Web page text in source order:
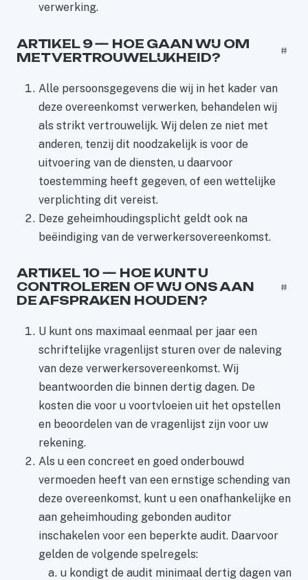
verwerking.
ARTIKEL 9 — HOE GAAN WIJ OM
MET VERTROUWELIJKHEID?
#
Alle persoonsgegevens die wij in het kader van
deze overeenkomst verwerken, behandelen wij
als strikt vertrouwelijk. Wij delen ze niet met
anderen, tenzij dit noodzakelijk is voor de
uitvoering van de diensten, u daarvoor
toestemming heeft gegeven, of een wettelijke
verplichting dit vereist.
Deze geheimhoudingsplicht geldt ook na
beëindiging van de verwerkersovereenkomst.
ARTIKEL 10 — HOE KUNT U
CONTROLEREN OF WIJ ONS AAN
DE AFSPRAKEN HOUDEN?
#
U kunt ons maximaal eenmaal per jaar een
schriftelijke vragenlijst sturen over de naleving
van deze verwerkersovereenkomst. Wij
beantwoorden die binnen dertig dagen. De
kosten die voor u voortvloeien uit het opstellen
en beoordelen van de vragenlijst zijn voor uw
rekening.
Als u een concreet en goed onderbouwd
vermoeden heeft van een ernstige schending van
deze overeenkomst, kunt u een onafhankelijke en
aan geheimhouding gebonden auditor
inschakelen voor een beperkte audit. Daarvoor
gelden de volgende spelregels:
u kondigt de audit minimaal dertig dagen van